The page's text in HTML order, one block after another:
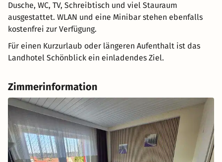
Dusche, WC, TV, Schreibtisch und viel Stauraum
ausgestattet. WLAN und eine Minibar stehen ebenfalls
kostenfrei zur Verfügung.
Für einen Kurzurlaub oder längeren Aufenthalt ist das
Landhotel Schönblick ein einladendes Ziel.
Zimmerinformation